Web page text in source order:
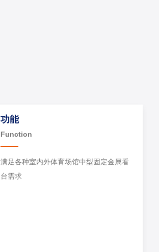
功能
Function
满足各种室内外体育场馆中型固定金属看
台需求